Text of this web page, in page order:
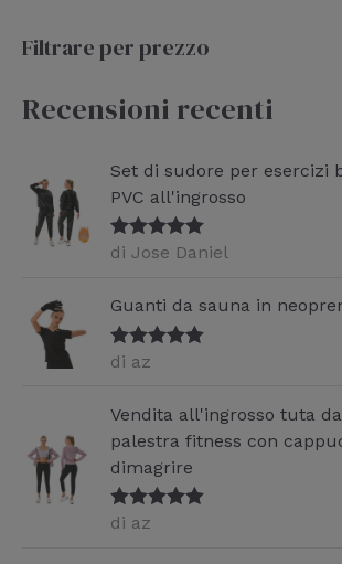
Filtrare per prezzo
Recensioni recenti
Set di sudore per esercizi
PVC all'ingrosso
Valutato 5
di Jose Daniel
Guanti da sauna in
Valutato
di az
Vendita all'ingrosso tuta
palestra fitness con
dimagrire
Valutato
di az